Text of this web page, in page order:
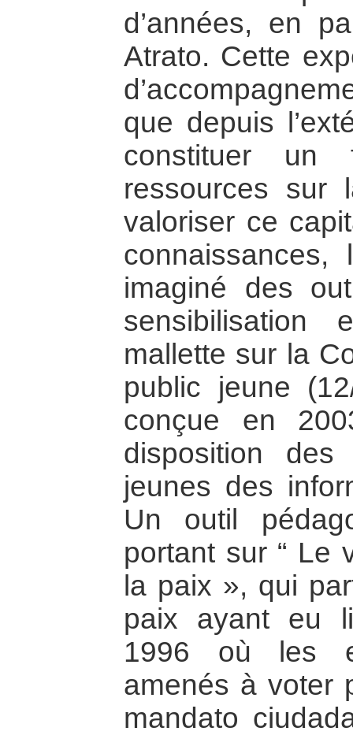
d’années, en
Atrato. Cette
que depuis
constituer un
ressources sur
valoriser ce
imaginé des
sensibilisation
mallette sur la
public jeune
conçue en
disposition
jeunes des
Un outil
portant sur “ Le
la paix », qui
paix ayant eu
1996 où les
amenés à voter
mandato